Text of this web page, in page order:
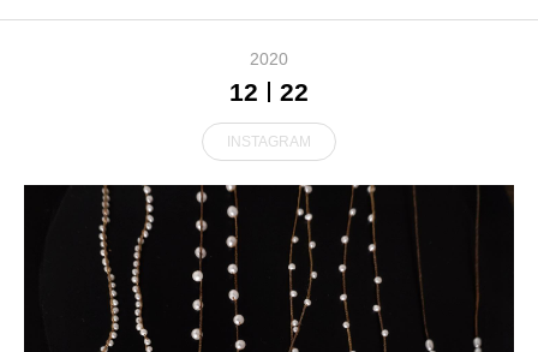
2020
12 22
INSTAGRAM